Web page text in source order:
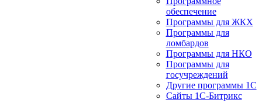
обеспечение
Программы для ЖКХ
Программы для
ломбардов
Программы для НКО
Программы для
госучреждений
Другие программы 1С
Сайты 1С-Битрикс